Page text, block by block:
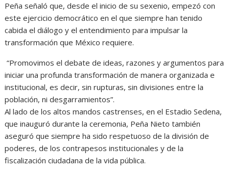
Peña señaló que, desde el inicio de su sexenio, empezó con
este ejercicio democrático en el que siempre han tenido
cabida el diálogo y el entendimiento para impulsar la
transformación que México requiere.
“Promovimos el debate de ideas, razones y argumentos para
iniciar una profunda transformación de manera organizada e
institucional, es decir, sin rupturas, sin divisiones entre la
población, ni desgarramientos”.
Al lado de los altos mandos castrenses, en el Estadio Sedena,
que inauguró durante la ceremonia, Peña Nieto también
aseguró que siempre ha sido respetuoso de la división de
poderes, de los contrapesos institucionales y de la
fiscalización ciudadana de la vida pública.